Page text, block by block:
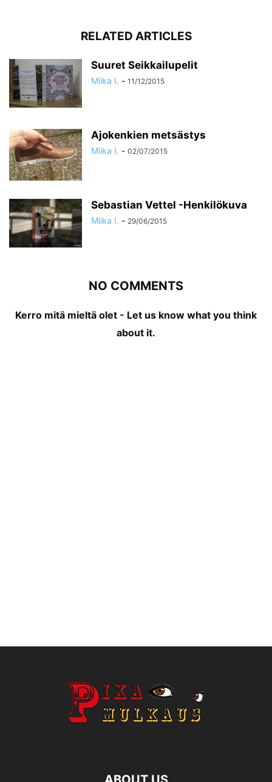
RELATED ARTICLES
Suuret Seikkailupelit
Miika I. - 11/12/2015
Ajokenkien metsästys
Miika I. - 02/07/2015
Sebastian Vettel -Henkilökuva
Miika I. - 29/06/2015
NO COMMENTS
Kerro mitä mieltä olet - Let us know what you think
about it.